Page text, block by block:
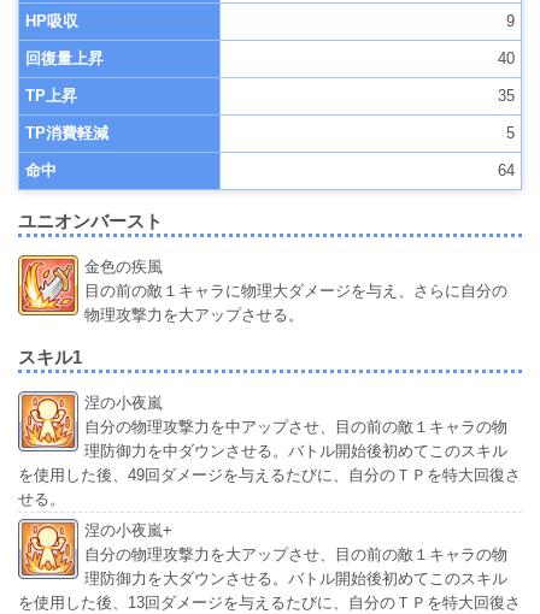
HP吸収 9
回復量上昇 40
TP上昇 35
TP消費軽減 5
命中 64
ユニオンバースト
金色の疾風
目の前の敵１キャラに物理大ダメージを与え、さらに自分の
物理攻撃力を大アップさせる。
スキル1
涅の小夜嵐
自分の物理攻撃力を中アップさせ、目の前の敵１キャラの物
理防御力を中ダウンさせる。バトル開始後初めてこのスキル
を使用した後、49回ダメージを与えるたびに、自分のＴＰを特大回復さ
せる。
涅の小夜嵐+
自分の物理攻撃力を大アップさせ、目の前の敵１キャラの物
理防御力を大ダウンさせる。バトル開始後初めてこのスキル
を使用した後、13回ダメージを与えるたびに、自分のＴＰを特大回復さ